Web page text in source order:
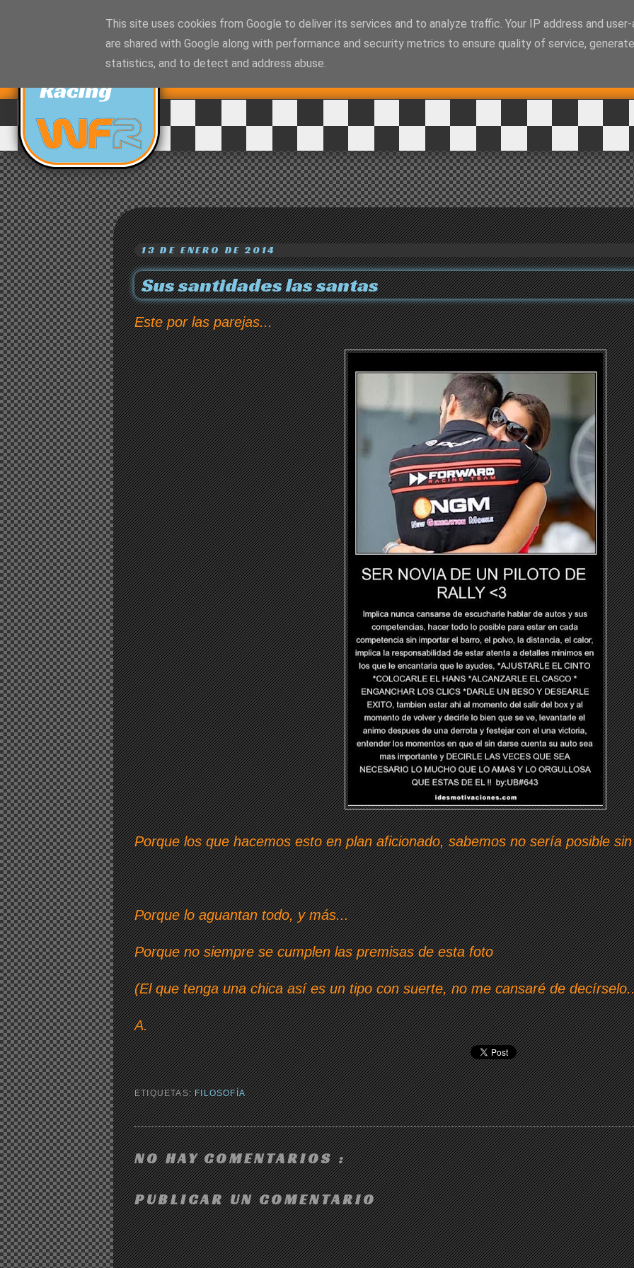
EQUIPO DE
MENÚ
13 DE ENERO DE 2014
Sus santidades las santas
Este por las parejas...
Porque los que hacemos esto en plan aficionado, sabemos no sería posible
Porque lo aguantan todo, y más...
Porque no siempre se cumplen las premisas de esta foto
(El que tenga una chica así es un tipo con suerte, no me cansaré de
A.
ETIQUETAS:FILOSOFÍA
NO HAY COMENTARIOS :
PUBLICAR UN COMENTARIO
This site uses cookies from Google to deliver its services and to analyze traffic. Your IP address and
are shared with Google along with performance and security metrics to ensure quality of service,
statistics, and to detect and address abuse.